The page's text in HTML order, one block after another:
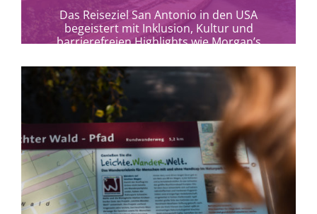
Das Reiseziel San Antonio in den USA
begeistert mit Inklusion, Kultur und
barrierefreien Highlights wie Morgan’s